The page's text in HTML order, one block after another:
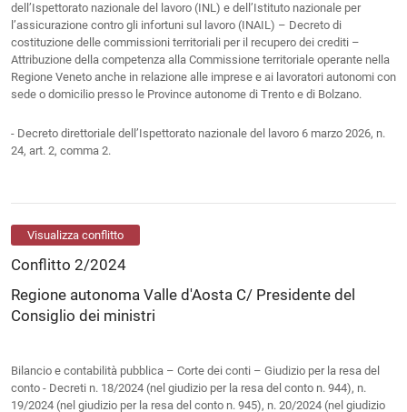
dell’Ispettorato nazionale del lavoro (INL) e dell’Istituto nazionale per
l’assicurazione contro gli infortuni sul lavoro (INAIL) – Decreto di
costituzione delle commissioni territoriali per il recupero dei crediti –
Attribuzione della competenza alla Commissione territoriale operante nella
Regione Veneto anche in relazione alle imprese e ai lavoratori autonomi con
sede o domicilio presso le Province autonome di Trento e di Bolzano.
- Decreto direttoriale dell’Ispettorato nazionale del lavoro 6 marzo 2026, n.
24, art. 2, comma 2.
Visualizza conflitto
Conflitto 2/2024
Regione autonoma Valle d'Aosta C/ Presidente del
Consiglio dei ministri
Bilancio e contabilità pubblica – Corte dei conti – Giudizio per la resa del
conto - Decreti n. 18/2024 (nel giudizio per la resa del conto n. 944), n.
19/2024 (nel giudizio per la resa del conto n. 945), n. 20/2024 (nel giudizio